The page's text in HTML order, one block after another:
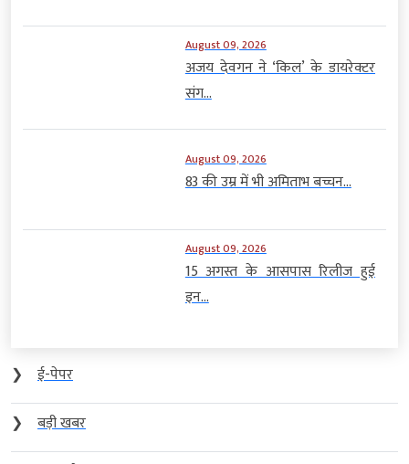
August 09, 2026
अजय देवगन ने ‘किल’ के डायरेक्टर
संग...
August 09, 2026
83 की उम्र में भी अमिताभ बच्चन...
August 09, 2026
15 अगस्त के आसपास रिलीज हुई
इन...
❯
ई-पेपर
❯
बड़ी खबर